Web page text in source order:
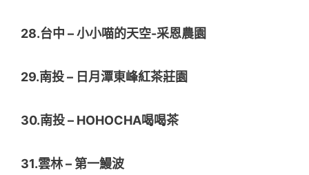
28.台中 – 小小喵的天空-采恩農園
29.南投 – 日月潭東峰紅茶莊園
30.南投 – HOHOCHA喝喝茶
31.雲林 – 第一鰻波